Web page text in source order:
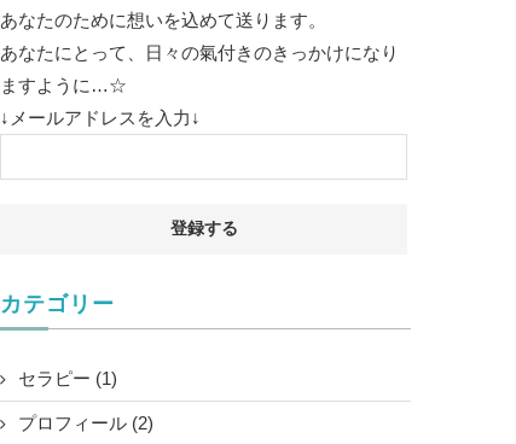
あなたのために想いを込めて送ります。
あなたにとって、日々の氣付きのきっかけになり
ますように…☆
↓メールアドレスを入力↓
カテゴリー
セラピー (1)
プロフィール (2)